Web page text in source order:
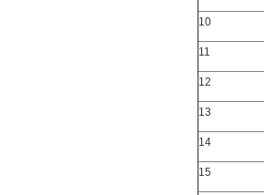
10
11
12
13
14
15